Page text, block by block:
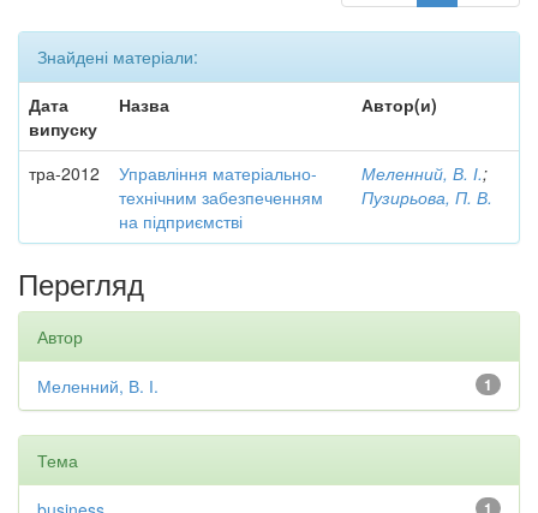
Знайдені матеріали:
Дата
випуску
Назва Автор(и)
тра-2012
Управління матеріально-
технічним забезпеченням
на підприємстві
Меленний, В. І.;
Пузирьова, П. В.
Перегляд
Автор
1
Меленний, В. І.
Тема
1